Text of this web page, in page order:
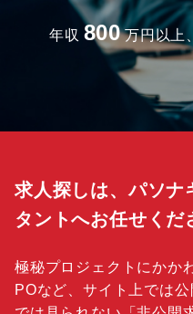
年収 800 万円以上
求人探しは、パソナ
タントへお任せくだ
極秘プロジェクトにかか
POなど、サイト上では